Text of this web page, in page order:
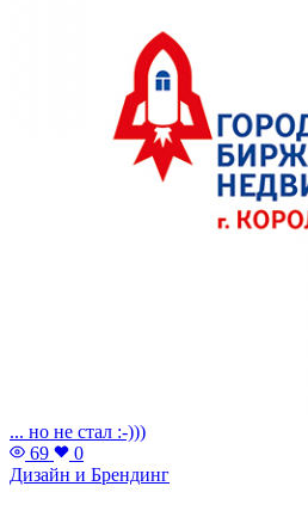
... но не стал :-)))
69
0
Дизайн и Брендинг